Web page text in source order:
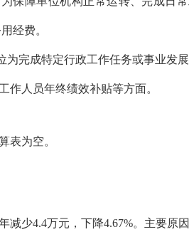
经费。
为完成特定行政工作任务或事业发
作人员年终绩效补贴等方面。
表为空。
减少4.4万元，下降4.67%。主要原